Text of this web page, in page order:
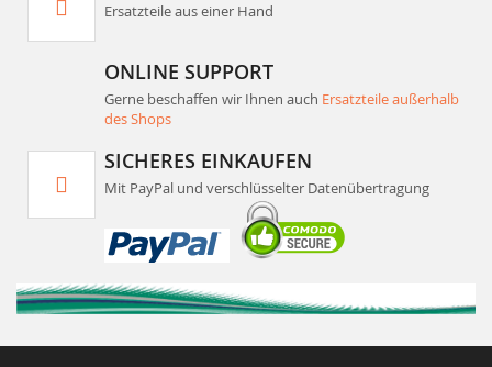
Ersatzteile aus einer Hand
ONLINE SUPPORT
Gerne beschaffen wir Ihnen auch Ersatzteile außerhalb
des Shops
SICHERES EINKAUFEN
Mit PayPal und verschlüsselter Datenübertragung